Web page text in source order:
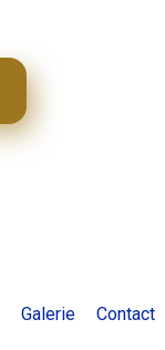
Galerie Contact